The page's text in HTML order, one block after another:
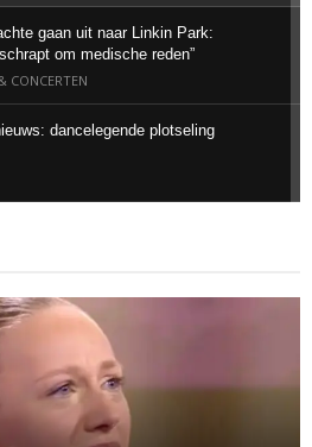
gaan uit naar Linkin Park:
om medische reden”
CONCERTEN
dancelegende plotseling
van Memphis Depay zorgt voor